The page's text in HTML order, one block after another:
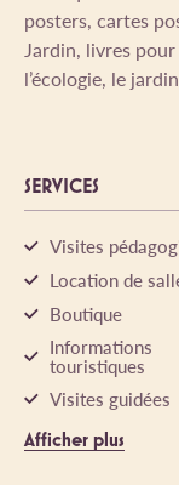
posters, cartes
Jardin, livres
l’écologie, le
SERVICES
Visites
Location de
Boutique
Informations
touristiques
Visites guidées
Afficher plus